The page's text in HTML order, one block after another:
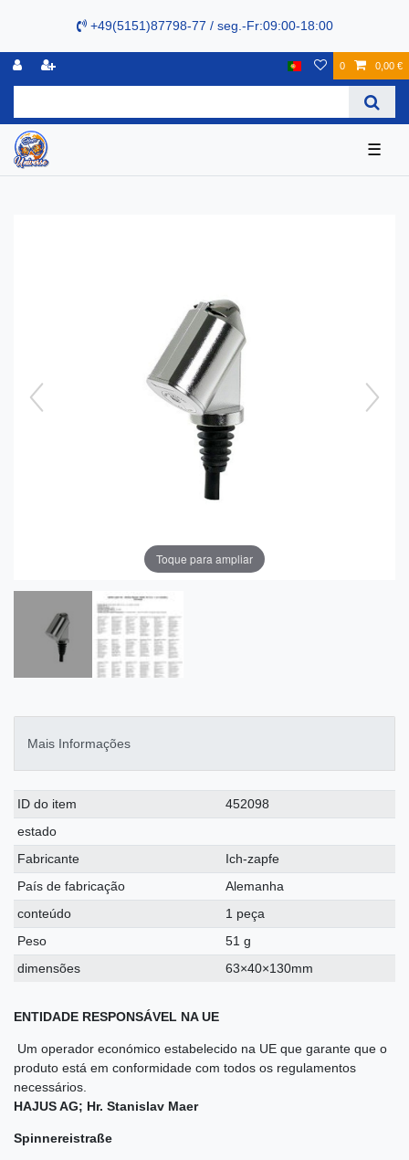
+49(5151)87798-77 / seg.-Fr:09:00-18:00
0 0,00 €
☰
Toque para ampliar
Mais Informações
Ceres::Template.singleItemTechnicalDataAttribute
Ceres::Template.singleItemTechnicalDataValue
ID do item
452098
estado
Fabricante
Ich-zapfe
País de fabricação
Alemanha
conteúdo
1 peça
Peso
51 g
dimensões
63×40×130mm
ENTIDADE RESPONSÁVEL NA UE
Um operador económico estabelecido na UE que garante que o
produto está em conformidade com todos os regulamentos
necessários.
HAJUS AG; Hr. Stanislav Maer
Spinnereistraße